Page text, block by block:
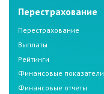
Перестрахование
Перестрахование
Выплаты
Рейтинги
Финансовые показатели
Финансовые отчеты